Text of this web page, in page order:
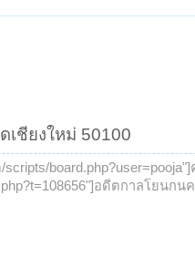
เชียงใหม่ 50100
scripts/
อดีตกาลโยนกน